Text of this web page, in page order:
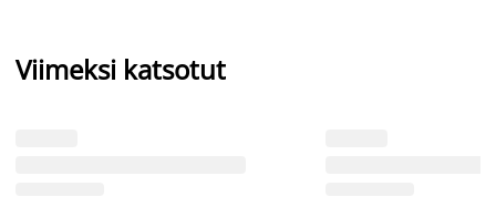
Viimeksi katsotut